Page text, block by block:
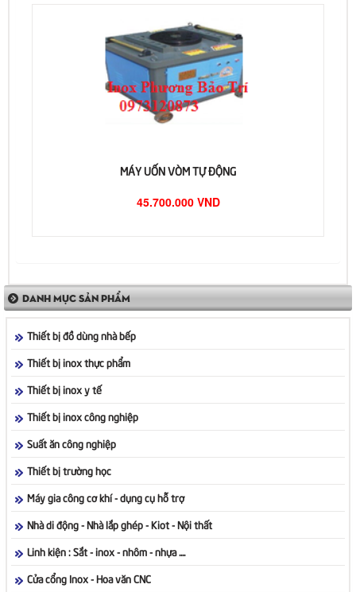
MÁY UỐN VÒM TỰ ĐỘNG
45.700.000 VND
DANH MỤC SẢN PHẨM
Thiết bị đồ dùng nhà bếp
Thiết bị inox thực phẩm
Thiết bị inox y tế
Thiết bị inox công nghiệp
Suất ăn công nghiệp
Thiết bị trường học
Máy gia công cơ khí - dụng cụ hỗ trợ
Nhà di động - Nhà lắp ghép - Kiot - Nội thất
Linh kiện : Sắt - inox - nhôm - nhựa ....
Cửa cổng Inox - Hoa văn CNC